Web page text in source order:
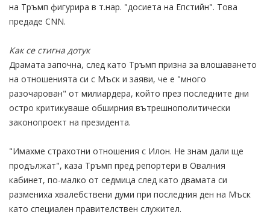
на Тръмп фигурира в т.нар. "досиета на Епстийн". Това
предаде CNN.
Как се стигна дотук
Драмата започна, след като Тръмп призна за влошаването
на отношенията си с Мъск и заяви, че е "много
разочарован" от милиардера, който през последните дни
остро критикуваше обширния вътрешнополитически
законопроект на президента.
"Имахме страхотни отношения с Илон. Не знам дали ще
продължат", каза Тръмп пред репортери в Овалния
кабинет, по-малко от седмица след като двамата си
размениха хвалебствени думи при последния ден на Мъск
като специален правителствен служител.